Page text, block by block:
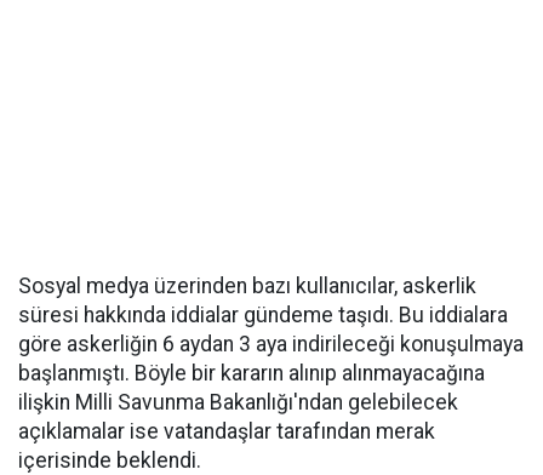
Sosyal medya üzerinden bazı kullanıcılar, askerlik
süresi hakkında iddialar gündeme taşıdı. Bu iddialara
göre askerliğin 6 aydan 3 aya indirileceği konuşulmaya
başlanmıştı. Böyle bir kararın alınıp alınmayacağına
ilişkin Milli Savunma Bakanlığı'ndan gelebilecek
açıklamalar ise vatandaşlar tarafından merak
içerisinde beklendi.